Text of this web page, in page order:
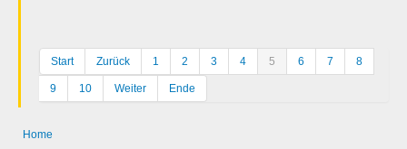
Start Zurück 1 2 3 4 5 6 7 8
9 10 Weiter Ende
Home